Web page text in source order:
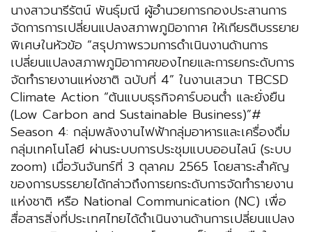
นางสาวนารีรัตน์ พันธุ์มณี ผู้อำนวยการกองประสานการ
จัดการการเปลี่ยนแปลงสภาพภูมิอากาศ ให้เกียรติบรรยาย
พิเศษในหัวข้อ “สรุปภาพรวมการดำเนินงานด้านการ
เปลี่ยนแปลงสภาพภูมิอากาศของไทยและการยกระดับการ
จัดทำรายงานแห่งชาติ ฉบับที่ 4” ในงานเสวนา TBCSD
Climate Action “ต้นแบบธุรกิจคาร์บอนต่ำ และยั่งยืน
(Low Carbon and Sustainable Business)”#
Season 4: กลุ่มพลังงานไฟฟ้ากลุ่มอาหารและเครื่องดื่ม
กลุ่มเทคโนโลยี ผ่านระบบการประชุมแบบออนไลน์ (ระบบ
zoom) เมื่อวันจันทร์ที่ 3 ตุลาคม 2565 โดยสาระสำคัญ
ของการบรรยายได้กล่าวถึงการยกระดับการจัดทำรายงาน
แห่งชาติ หรือ National Communication (NC) เพื่อ
สื่อสารสิ่งที่ประเทศไทยได้ดำเนินงานด้านการเปลี่ยนแปลง